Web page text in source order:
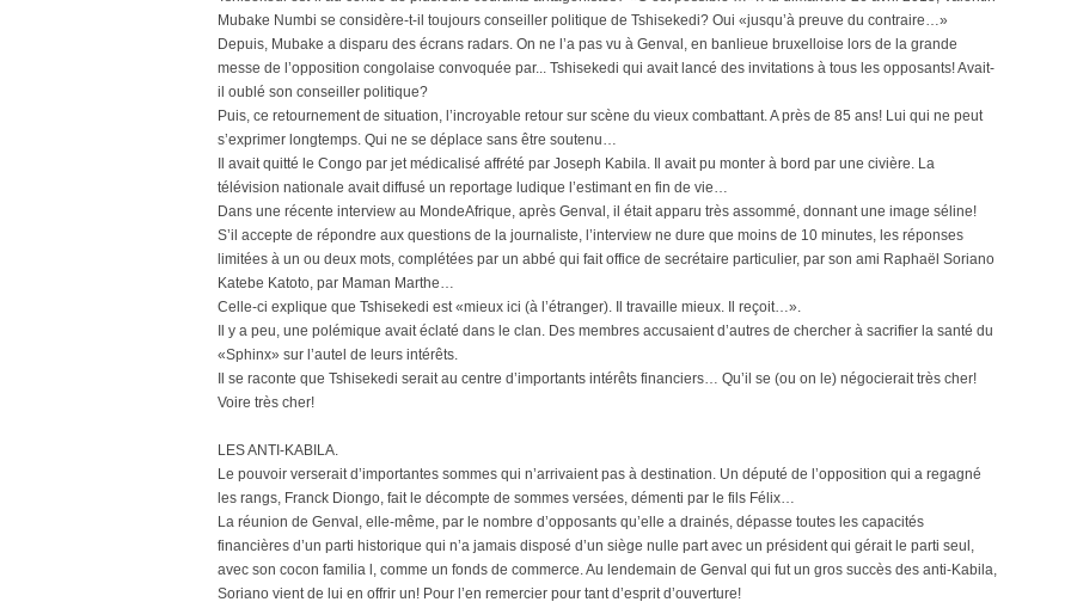
Mubake Numbi se considère-t-il toujours conseiller politique de Tshisekedi? Oui «jusqu’à preuve du contraire…»
Depuis, Mubake a disparu des écrans radars. On ne l’a pas vu à Genval, en banlieue bruxelloise lors de la grande
messe de l’opposition congolaise convoquée par... Tshisekedi qui avait lancé des invitations à tous les opposants! Avait-
il oublé son conseiller politique?
Puis, ce retournement de situation, l’incroyable retour sur scène du vieux combattant. A près de 85 ans! Lui qui ne peut
s’exprimer longtemps. Qui ne se déplace sans être soutenu…
Il avait quitté le Congo par jet médicalisé affrété par Joseph Kabila. Il avait pu monter à bord par une civière. La
télévision nationale avait diffusé un reportage ludique l’estimant en fin de vie…
Dans une récente interview au MondeAfrique, après Genval, il était apparu très assommé, donnant une image séline!
S’il accepte de répondre aux questions de la journaliste, l’interview ne dure que moins de 10 minutes, les réponses
limitées à un ou deux mots, complétées par un abbé qui fait office de secrétaire particulier, par son ami Raphaël Soriano
Katebe Katoto, par Maman Marthe…
Celle-ci explique que Tshisekedi est «mieux ici (à l’étranger). Il travaille mieux. Il reçoit…».
Il y a peu, une polémique avait éclaté dans le clan. Des membres accusaient d’autres de chercher à sacrifier la santé du
«Sphinx» sur l’autel de leurs intérêts.
Il se raconte que Tshisekedi serait au centre d’importants intérêts financiers… Qu’il se (ou on le) négocierait très cher!
Voire très cher!
LES ANTI-KABILA.
Le pouvoir verserait d’importantes sommes qui n’arrivaient pas à destination. Un député de l’opposition qui a regagné
les rangs, Franck Diongo, fait le décompte de sommes versées, démenti par le fils Félix…
La réunion de Genval, elle-même, par le nombre d’opposants qu’elle a drainés, dépasse toutes les capacités
financières d’un parti historique qui n’a jamais disposé d’un siège nulle part avec un président qui gérait le parti seul,
avec son cocon familia l, comme un fonds de commerce. Au lendemain de Genval qui fut un gros succès des anti-Kabila,
Soriano vient de lui en offrir un! Pour l’en remercier pour tant d’esprit d’ouverture!